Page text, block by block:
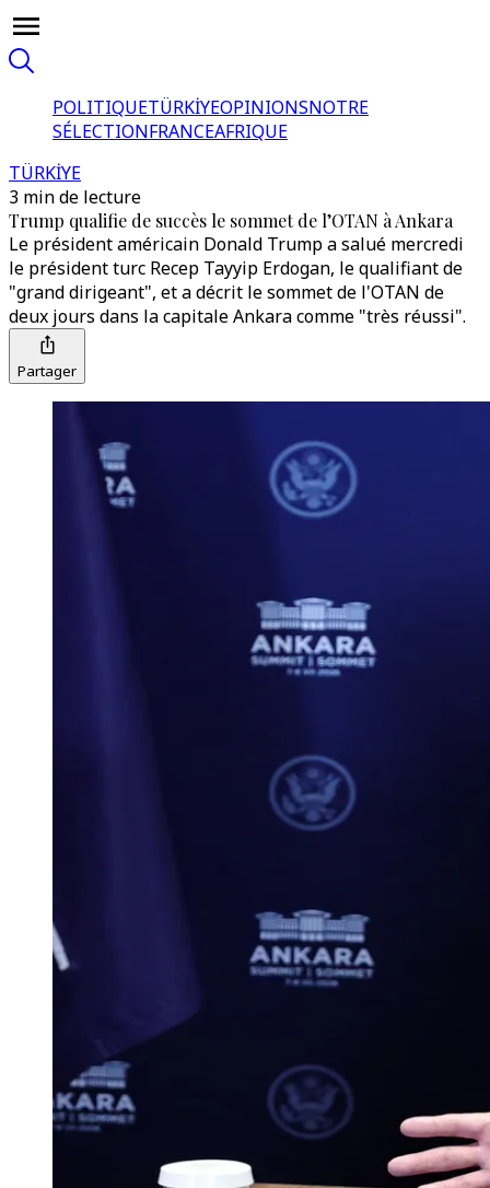
POLITIQUETÜRKİYEOPINIONSNOTRE
SÉLECTIONFRANCEAFRIQUE
TÜRKİYE
3 min de lecture
Trump qualifie de succès le sommet de l’OTAN à Ankara
Le président américain Donald Trump a salué mercredi
le président turc Recep Tayyip Erdogan, le qualifiant de
"grand dirigeant", et a décrit le sommet de l'OTAN de
deux jours dans la capitale Ankara comme "très réussi".
Partager